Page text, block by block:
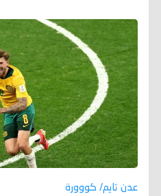
عدن تايم/ كووورة